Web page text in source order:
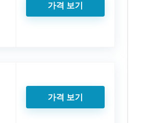
가격 보기
가격 보기